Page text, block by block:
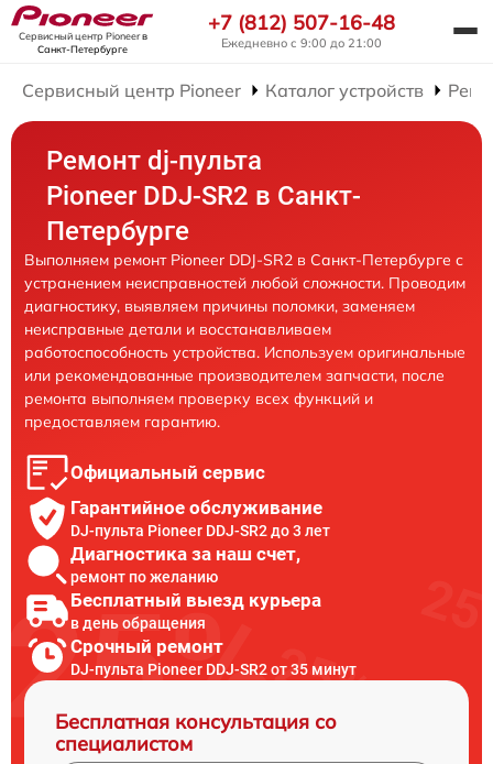
Сервисный центр Pioneerв
Санкт-Петербурге
+7 (812) 507-16-48
Ежедневно с 9:00 до 21:00
Сервисный центр Pioneer Каталог устройств
Ремонт dj-пульта
Pioneer DDJ-SR2 в Санкт-
Петербурге
Выполняем ремонт Pioneer DDJ-SR2 в Санкт-Петербурге с
устранением неисправностей любой сложности. Проводим
диагностику, выявляем причины поломки, заменяем
неисправные детали и восстанавливаем
работоспособность устройства. Используем оригинальные
или рекомендованные производителем запчасти, после
ремонта выполняем проверку всех функций и
предоставляем гарантию.
Официальный сервис
Гарантийное обслуживание
DJ-пульта Pioneer DDJ-SR2 до 3 лет
Диагностика за наш счет,
ремонт по желанию
Бесплатный выезд курьера
в день обращения
Срочный ремонт
DJ-пульта Pioneer DDJ-SR2 от 35 минут
Бесплатная консультация со
специалистом